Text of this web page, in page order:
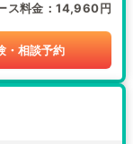
ス料金 14,960円
・相談予約